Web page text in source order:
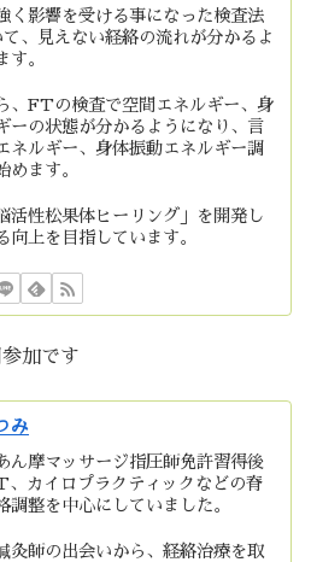
く影響を受ける事になった検査法
、見えない経絡の流れが分かるよ
す。
、FTの検査で空間エネルギー、身
ーの状態が分かるようになり、言
ネルギー、身体振動エネルギー調
めます。
活性松果体ヒーリング」を開発し
向上を目指しています。
加です
み
ん摩マッサージ指圧師免許習得後
、カイロプラクティックなどの脊
調整を中心にしていました。
灸師の出会いから、経絡治療を取